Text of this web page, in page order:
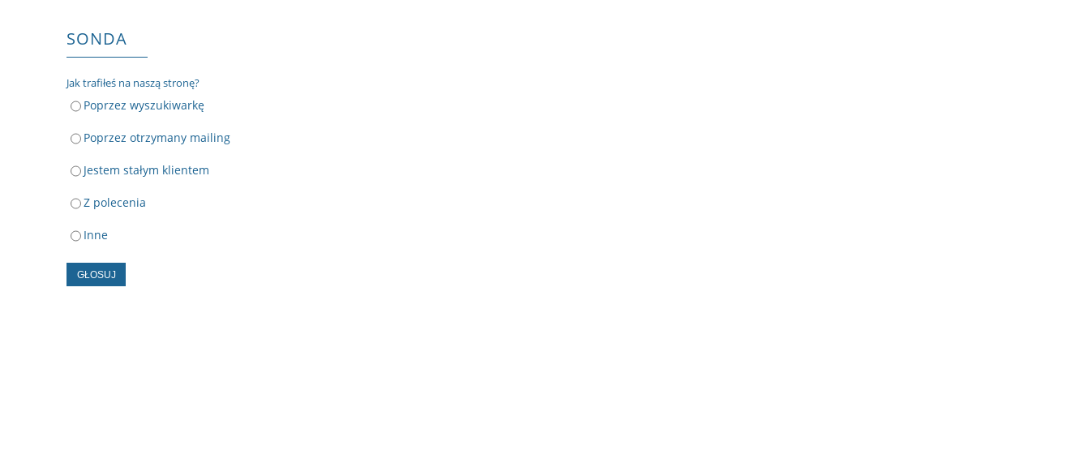
SONDA
Jak trafiłeś na naszą stronę?
Poprzez wyszukiwarkę
Poprzez otrzymany mailing
Jestem stałym klientem
Z polecenia
Inne
GŁOSUJ